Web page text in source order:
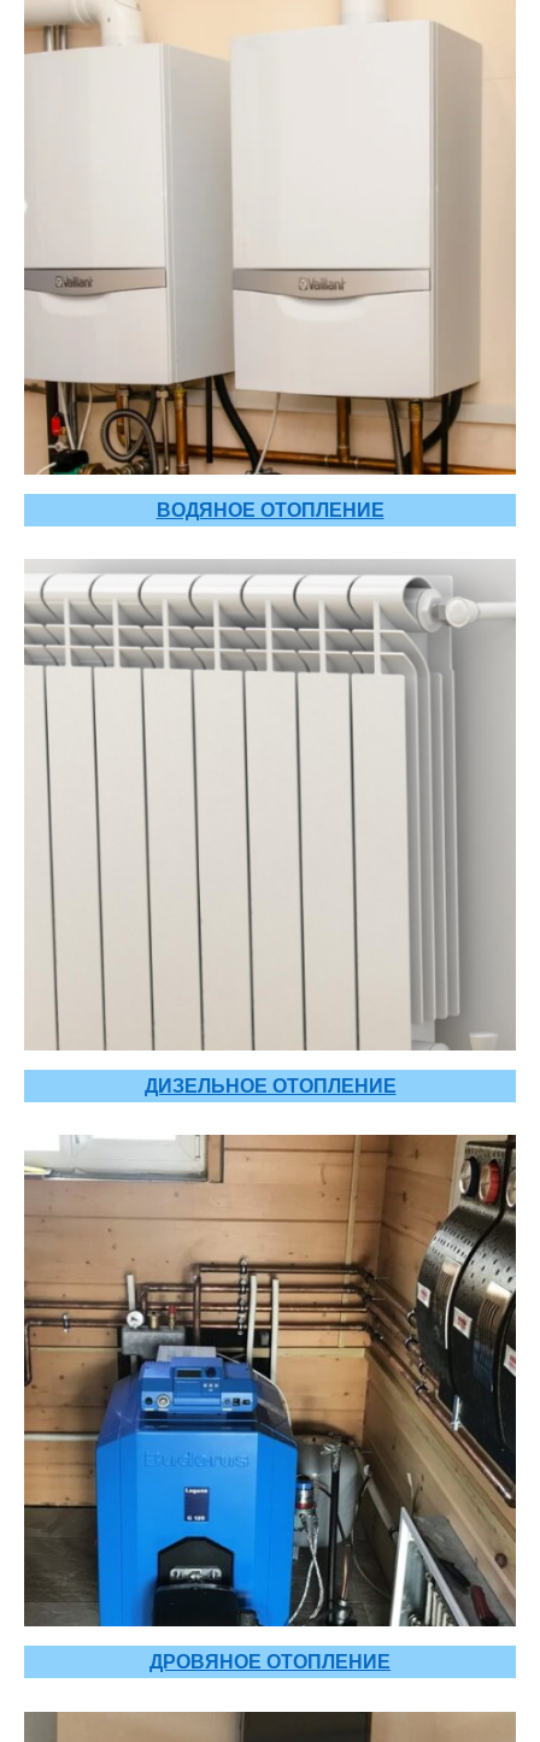
ВОДЯНОЕ ОТОПЛЕНИЕ
ДИЗЕЛЬНОЕ ОТОПЛЕНИЕ
ДРОВЯНОЕ ОТОПЛЕНИЕ